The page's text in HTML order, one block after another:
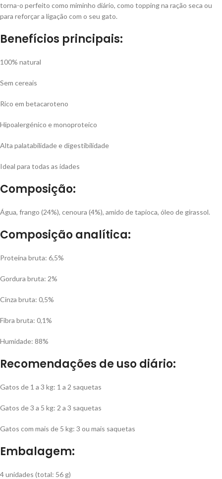
torna-o perfeito como miminho diário, como topping na ração seca ou
para reforçar a ligação com o seu gato.
Benefícios principais:
100% natural
Sem cereais
Rico em betacaroteno
Hipoalergénico e monoproteico
Alta palatabilidade e digestibilidade
Ideal para todas as idades
Composição:
Água, frango (24%), cenoura (4%), amido de tapioca, óleo de girassol.
Composição analítica:
Proteína bruta: 6,5%
Gordura bruta: 2%
Cinza bruta: 0,5%
Fibra bruta: 0,1%
Humidade: 88%
Recomendações de uso diário:
Gatos de 1 a 3 kg: 1 a 2 saquetas
Gatos de 3 a 5 kg: 2 a 3 saquetas
Gatos com mais de 5 kg: 3 ou mais saquetas
Embalagem:
4 unidades (total: 56 g)